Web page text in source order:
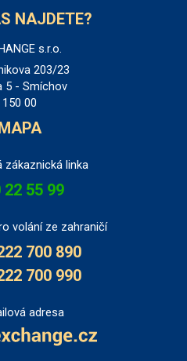
NAJDETE?
s.r.o.
203/23
5 - Smíchov
150 00
zákaznická linka
22 55 99
volání ze zahraničí
700 890
700 990
adresa